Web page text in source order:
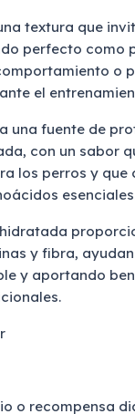
textura que
perfecto como
o
el
una fuente de
con un sabor
los perros y que
y fibra,
y aportando
o recompensa